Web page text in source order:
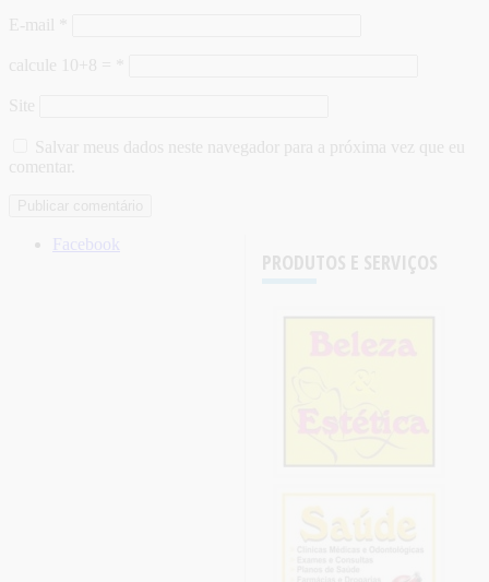
E-mail
calcule 10+8 =
Site
Salvar meus dados neste navegador para a próxima vez que eu
comentar.
PRODUTOS E SERVIÇOS
Facebook